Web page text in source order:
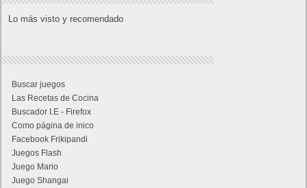
Lo más visto y recomendado
Buscar juegos
Las Recetas de Cocina
Buscador I.E - Firefox
Como página de inico
Facebook Frikipandi
Juegos Flash
Juego Mario
Juego Shangai